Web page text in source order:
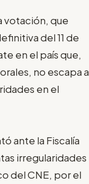
votación, que
del 11 de
en el país que,
no escapa a
en el
ante la Fiscalía
irregularidades
del CNE, por el